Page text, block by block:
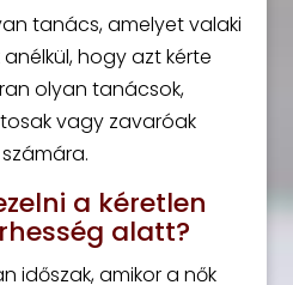
tanács, amelyet valaki
hogy azt kérte
olyan tanácsok,
vagy zavaróak
a kéretlen
alatt?
időszak, amikor a nők